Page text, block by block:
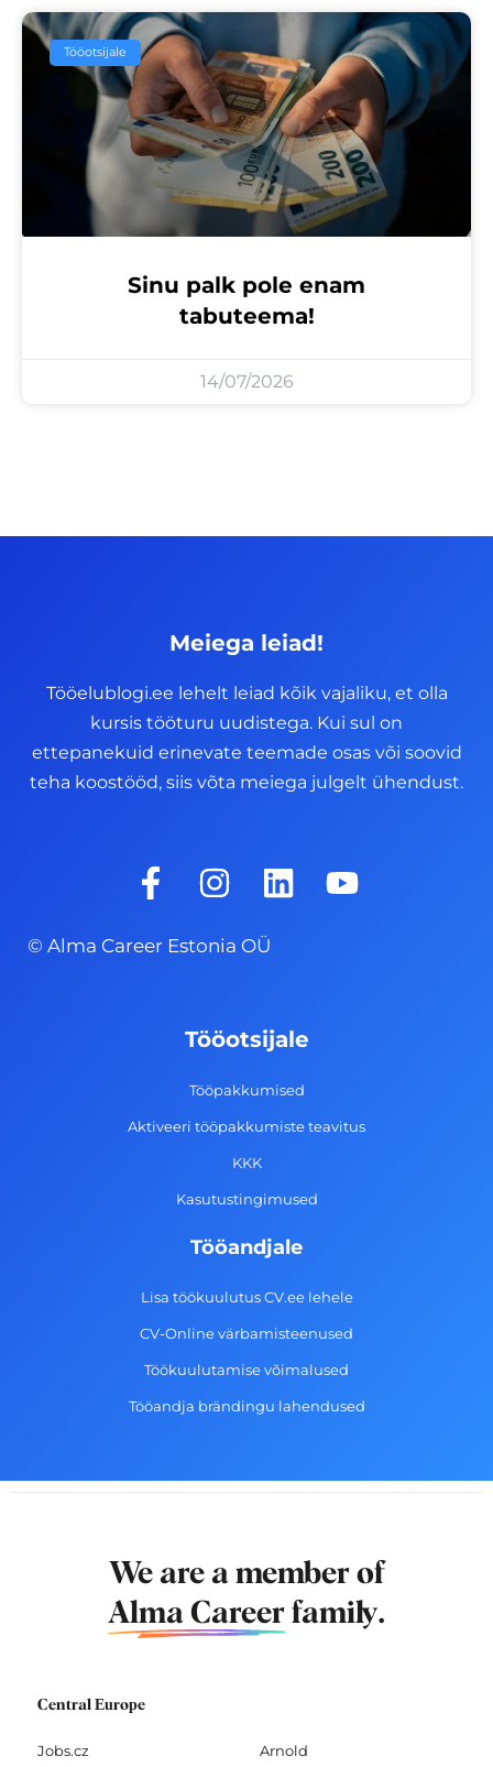
Tööotsijale
Sinu palk pole enam
tabuteema!
14/07/2026
Meiega leiad!
Tööelublogi.ee lehelt leiad kõik vajaliku, et olla
kursis tööturu uudistega. Kui sul on
ettepanekuid erinevate teemade osas või soovid
teha koostööd, siis võta meiega julgelt ühendust.
F
a
e
-
I
n
s
t
g
a
m
L
i
d
n
Y
o
© Alma Career Estonia OÜ
Tööotsijale
Tööpakkumised
Aktiveeri tööpakkumiste teavitus
KKK
Kasutustingimused
Tööandjale
Lisa töökuulutus CV.ee lehele
CV-Online värbamisteenused
Töökuulutamise võimalused
Tööandja brändingu lahendused
We are a member of
Alma Career family.
Central Europe
Jobs.cz
Arnold